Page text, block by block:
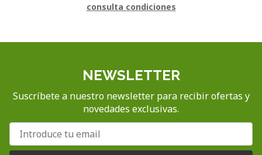
consulta condiciones
NEWSLETTER
Suscríbete a nuestro newsletter para recibir ofertas y
novedades exclusivas.